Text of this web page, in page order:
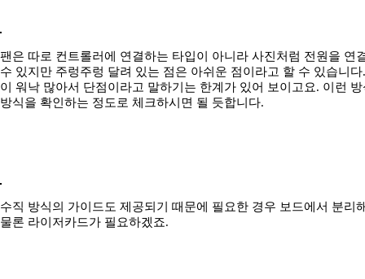
팬은 따로 컨트롤러에 연결하는 타입이 아니라 사진처럼 전원을 연
수 있지만 주렁주렁 달려 있는 점은 아쉬운 점이라고 할 수 있습니
이 워낙 많아서 단점이라고 말하기는 한계가 있어 보이고요. 이런
방식을 확인하는 정도로 체크하시면 될 듯합니다.
수직 방식의 가이드도 제공되기 때문에 필요한 경우 보드에서 분리
물론 라이저카드가 필요하겠죠.